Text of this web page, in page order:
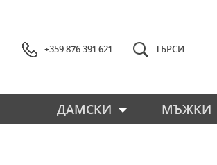
+359 876 391 621 ТЪРСИ
ДАМСКИ МЪЖКИ